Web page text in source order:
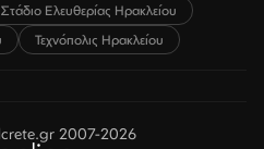
Στάδιο Ελευθερίας Ηρακλείου
Τεχνόπολις Ηρακλείου
2007-2026